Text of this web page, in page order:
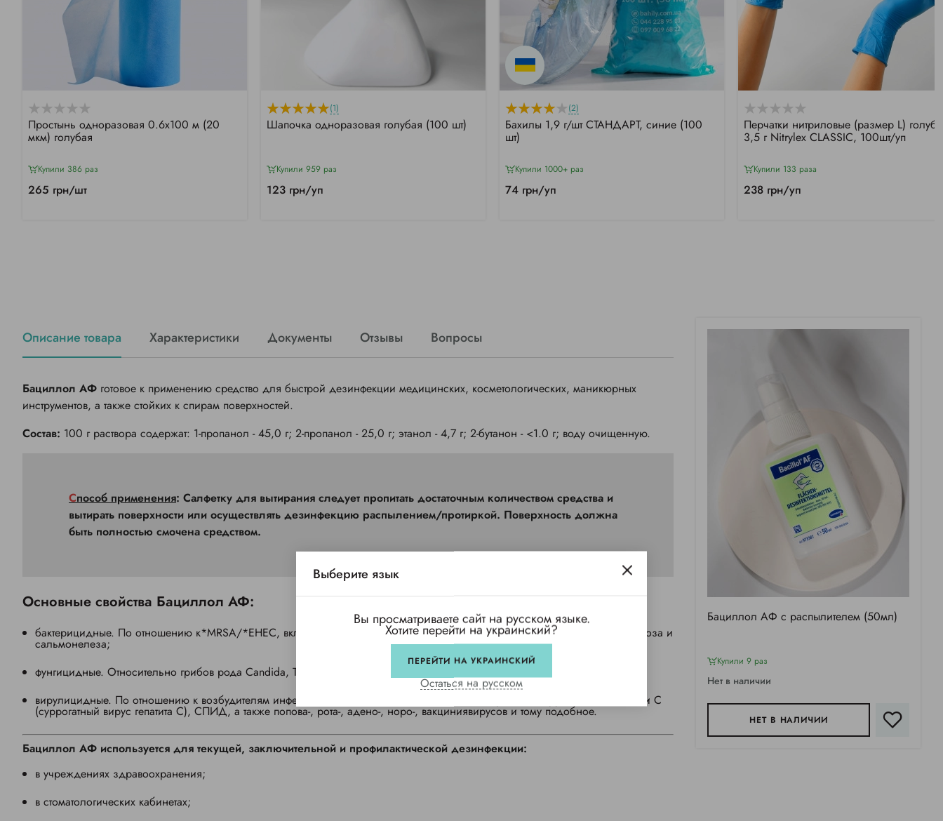
Простынь одноразовая 0.6х100 м (20
мкм) голубая
Купили 386 раз
265 грн/шт
(1)
Шапочка одноразовая голубая (100 шт)
Купили 959 раз
123 грн/уп
(2)
Бахилы 1,9 г/шт СТАНДАРТ, синие (100
шт)
Купили 1000+ раз
74 грн/уп
Перчатки нитриловые (размер L)
3,5 г Nitrylex CLASSIC, 100шт/уп
Купили 133 раза
238 грн/уп
Описание товара Характеристики Документы Отзывы Вопросы
Бациллол АФ готовое к применению средство для быстрой дезинфекции медицинских, косметологических, маникюрных
инструментов, а также стойких к спирам поверхностей.
Состав: 100 г раствора содержат: 1-пропанол - 45,0 г; 2-пропанол - 25,0 г; этанол - 4,7 г; 2-бутанон - <1.0 г; воду очищенную.
Способ применения: Салфетку для вытирания следует пропитать достаточным количеством средства и
вытирать поверхности или осуществлять дезинфекцию распылением/протиркой. Поверхность должна
быть полностью смочена средством.
Основные свойства Бациллол АФ:
бактерицидные. По отношению к*MRSA/*EHEC, включая возбудителей туберкулеза, листериоза, бруцеллеза, лептоспироза и
сальмонелеза;
фунгицидные. Относительно грибов рода Candida, Trichophyton и Аspergillus;
вирулицидные. По отношению к возбудителям инфекции с парентеральным механизмом передачи- вирусных гепатитов В и С
(суррогатный вирус гепатита С), СПИД, а также попова-, рота-, адено-, норо-, вакциниявирусов и тому подобное.
Бациллол АФ используется для текущей, заключительной и профилактической дезинфекции:
в учреждениях здравоохранения;
в стоматологических кабинетах;
Бациллол АФ с распылителем (50мл)
Купили 9 раз
Нет в наличии
НЕТ В НАЛИЧИИ
Выберите язык
Вы просматриваете сайт на русском языке.
Хотите перейти на украинский?
ПЕРЕЙТИ НА УКРАИНСКИЙ
Остаться на русском